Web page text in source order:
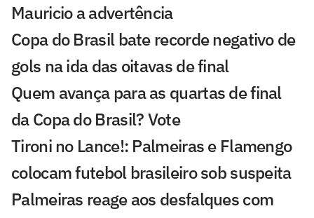
Mauricio a advertência
Copa do Brasil bate recorde negativo de
gols na ida das oitavas de final
Quem avança para as quartas de final
da Copa do Brasil? Vote
Tironi no Lance!: Palmeiras e Flamengo
colocam futebol brasileiro sob suspeita
Palmeiras reage aos desfalques com